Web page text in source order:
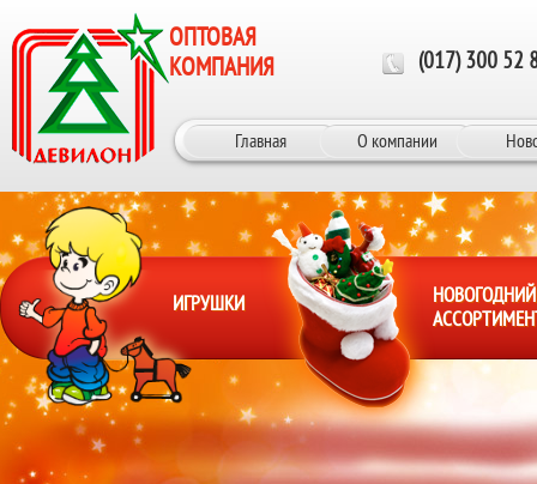
Перейти к основному содержанию
ОПТОВАЯ
КОМПАНИЯ
(017) 300 52
Главная О компании
ИГРУШКИ
НОВОГОДНИЙ